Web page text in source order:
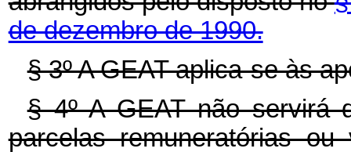
de dezembro de 1990.
§ 3º A GEAT aplica-se às
§ 4º A GEAT não servirá
parcelas remuneratórias